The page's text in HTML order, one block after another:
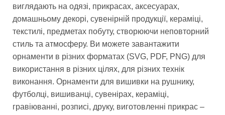
виглядають на одязі, прикрасах, аксесуарах,
домашньому декорі, сувенірній продукції, кераміці,
текстилі, предметах побуту, створюючи неповторний
стиль та атмосферу. Ви можете завантажити
орнаменти в різних форматах (SVG, PDF, PNG) для
використання в різних цілях, для різних технік
виконання. Орнаменти для вишивки на рушнику,
футболці, вишиванці, сувенірах, кераміці,
гравіюванні, розписі, друку, виготовленні прикрас –